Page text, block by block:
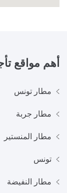
أهم مواقع
مطار تونس
مطار جربة
مطار المنستير
تونس
مطار النفيضة